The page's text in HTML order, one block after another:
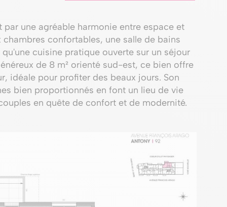
une agréable harmonie entre espace et
confortables, une salle de bains
cuisine pratique ouverte sur un séjour
de 8 m² orienté sud-est, ce bien offre
idéale pour profiter des beaux jours. Son
bien proportionnés en font un lieu de vie
en quête de confort et de modernité.